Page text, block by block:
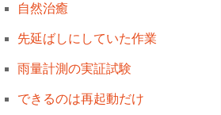
自然治癒
先延ばしにしていた作業
雨量計測の実証試験
できるのは再起動だけ